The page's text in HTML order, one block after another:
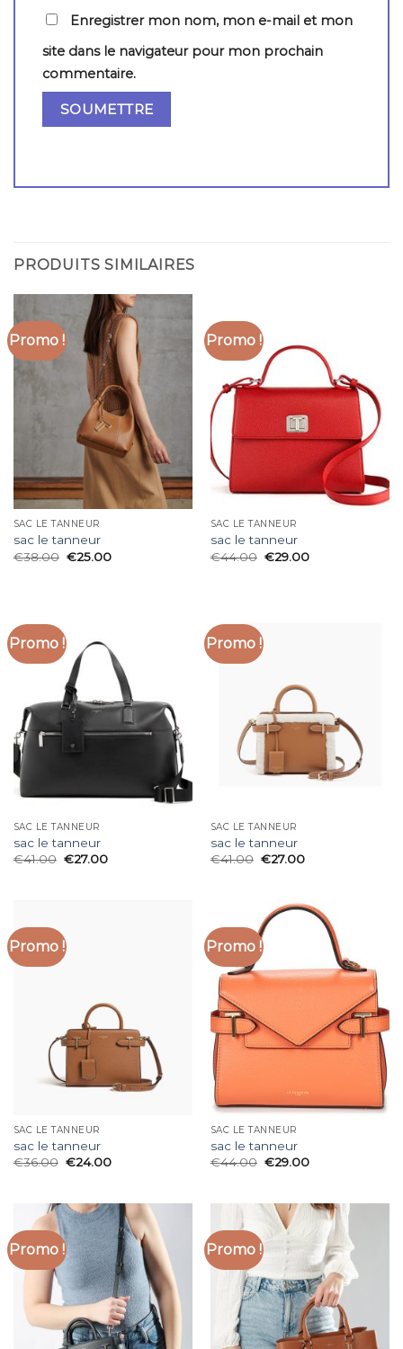
Enregistrer mon nom, mon e-mail et mon
site dans le navigateur pour mon prochain
commentaire.
PRODUITS SIMILAIRES
Promo !
SAC LE TANNEUR
sac le tanneur
€38.00 €25.00
Promo !
SAC LE TANNEUR
sac le tanneur
€44.00 €29.00
Promo !
SAC LE TANNEUR
sac le tanneur
€41.00 €27.00
Promo !
SAC LE TANNEUR
sac le tanneur
€41.00 €27.00
Promo !
SAC LE TANNEUR
sac le tanneur
€36.00 €24.00
Promo !
SAC LE TANNEUR
sac le tanneur
€44.00 €29.00
Promo ! Promo !